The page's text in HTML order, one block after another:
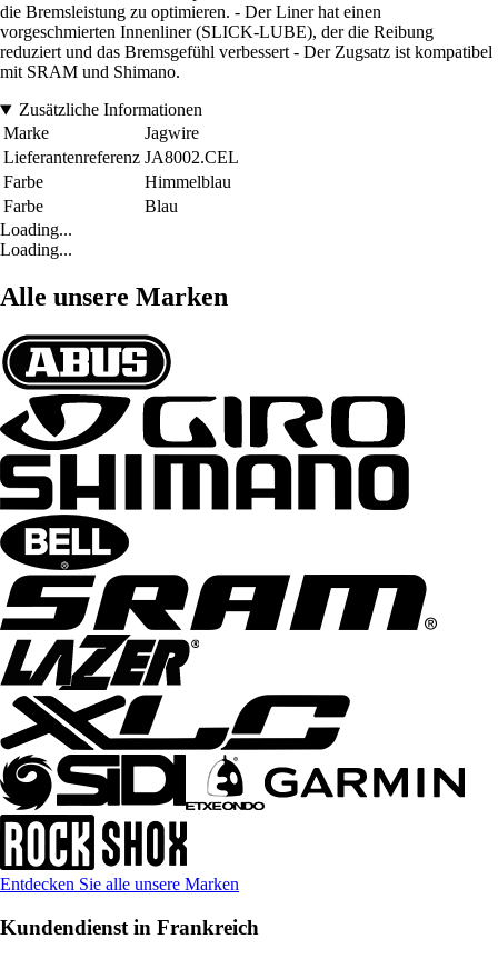
die Bremsleistung zu optimieren. - Der Liner hat einen
vorgeschmierten Innenliner (SLICK-LUBE), der die Reibung
reduziert und das Bremsgefühl verbessert - Der Zugsatz ist kompatibel
mit SRAM und Shimano.
Zusätzliche Informationen
Marke
Jagwire
Lieferantenreferenz JA8002.CEL
Farbe
Himmelblau
Farbe
Blau
Loading...
Loading...
Alle unsere Marken
Entdecken Sie alle unsere Marken
Kundendienst in Frankreich